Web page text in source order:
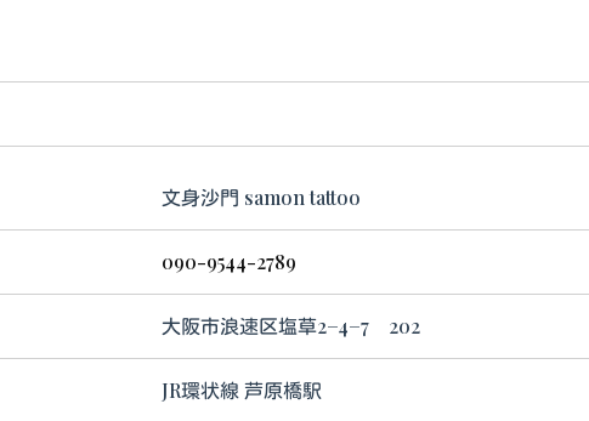
文身沙門 samon tattoo
090-9544-2789
大阪市浪速区塩草2−4−7 202
JR環状線 芦原橋駅